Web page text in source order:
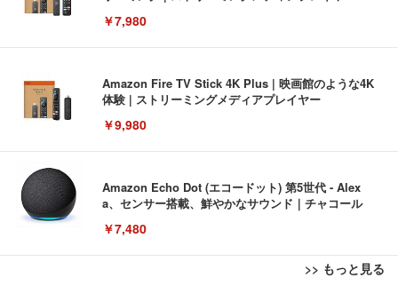
￥7,980
Amazon Fire TV Stick 4K Plus | 映画館のような4K
体験 | ストリーミングメディアプレイヤー
￥9,980
Amazon Echo Dot (エコードット) 第5世代 - Alex
a、センサー搭載、鮮やかなサウンド｜チャコール
￥7,480
>> もっと見る